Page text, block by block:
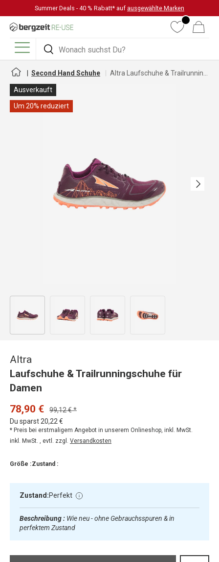
DIREKT ZUM INHALT
Summer Deals - 40 % Rabatt* auf ausgewählte Marken
Suchen
Suchen
WunschlisteWarenkorb
Menü
Second Hand Schuhe
Ausverkauft
Um 20% reduziert
Nächste
Bild 1 in Galerieansicht laden
Altra
Laufschuhe & Trailrunningschuhe für
Damen
78,90 €
99,12 € *
Du sparst 20,22 €
* Preis bei erstmaligem Angebot in unserem Onlineshop, inkl. MwSt.
inkl. MwSt. , evtl. zzgl. Versandkosten
Größe :Zustand :
Zustand:Perfekt
Beschreibung : Wie neu - ohne Gebrauchsspuren & in
perfektem Zustand